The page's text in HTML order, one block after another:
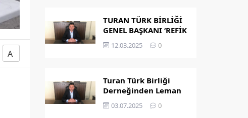
A-
TURAN TÜRK BİRLİĞİ
GENEL BAŞKANI ‘REFİK
KAPLAN’ OLDU
12.03.2025 0
Turan Türk Birliği
Derneğinden Leman
Dergisi’nin
Peygamber
03.07.2025 0